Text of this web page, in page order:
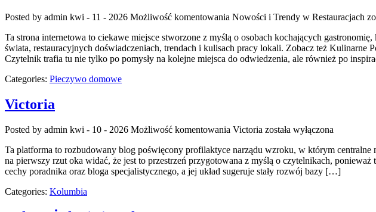
Posted by admin kwi - 11 - 2026 Możliwość komentowania Nowości i Trendy w Restauracjach
Ta strona internetowa to ciekawe miejsce stworzone z myślą o osobach kochających
świata, restauracyjnych doświadczeniach, trendach i kulisach pracy lokali. Zobacz też Kulinarne
Czytelnik trafia tu nie tylko po pomysły na kolejne miejsca do odwiedzenia, ale również po
Categories: Pieczywo domowe
Victoria
Posted by admin kwi - 10 - 2026 Możliwość komentowania Victoria została wyłączona
Ta platforma to rozbudowany blog poświęcony profilaktyce narządu wzroku, w którym
na pierwszy rzut oka widać, że jest to przestrzeń przygotowana z myślą o czytelnikach,
cechy poradnika oraz bloga specjalistycznego, a jej układ sugeruje stały rozwój bazy […]
Categories: Kolumbia